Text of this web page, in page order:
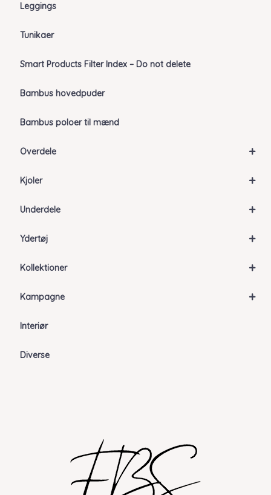
Leggings
Tunikaer
Smart Products Filter Index – Do not delete
Bambus hovedpuder
Bambus poloer til mænd
+
Overdele
+
Kjoler
+
Underdele
+
Ydertøj
+
Kollektioner
+
Kampagne
Interiør
Diverse